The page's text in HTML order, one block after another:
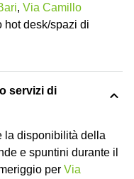
, Via Camillo
hot desk/spazi di
servizi di
la disponibilità della
e spuntini durante il
per Via